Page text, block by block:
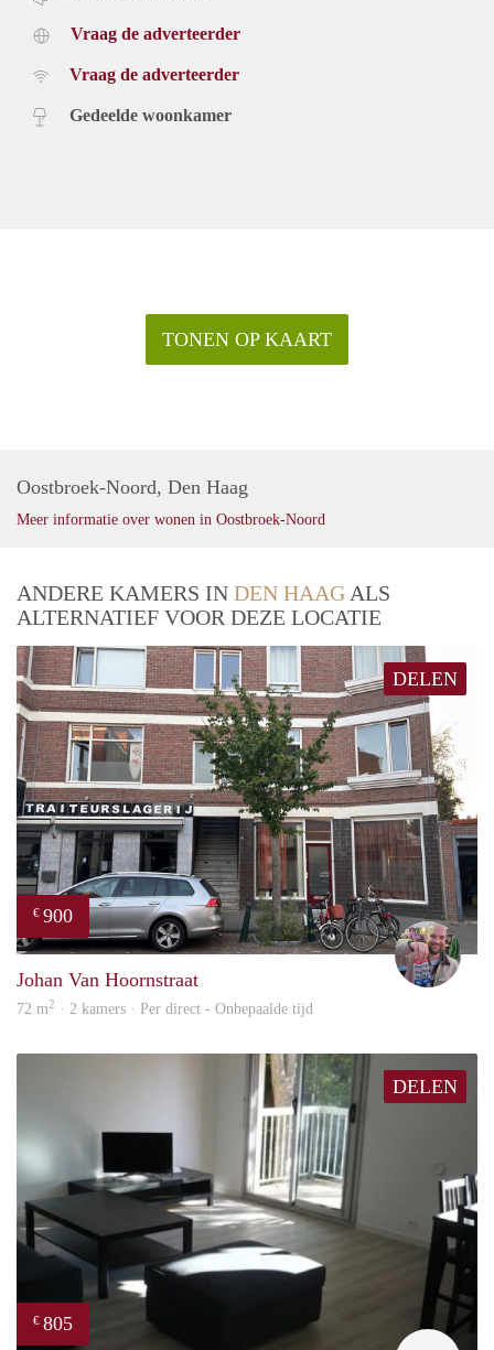
Vraag de adverteerder
Vraag de adverteerder
Gedeelde woonkamer
TONEN OP KAART
Oostbroek-Noord, Den Haag
Meer informatie over wonen in Oostbroek-Noord
ANDERE KAMERS IN DEN HAAG ALS
ALTERNATIEF VOOR DEZE LOCATIE
DELEN
€ 900
Johan Van Hoornstraat
72 m2 · 2 kamers · Per direct - Onbepaalde tijd
DELEN
€ 805